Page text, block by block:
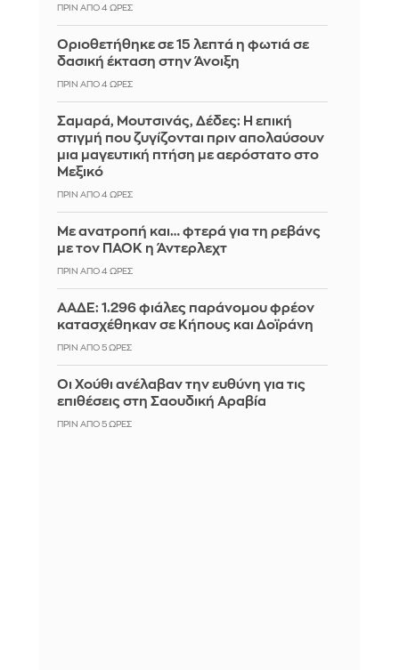
ΠΡΙΝ ΑΠΌ 4 ΏΡΕΣ
Οριοθετήθηκε σε 15 λεπτά η φωτιά σε
δασική έκταση στην Άνοιξη
ΠΡΙΝ ΑΠΌ 4 ΏΡΕΣ
Σαμαρά, Μουτσινάς, Δέδες: Η επική
στιγμή που ζυγίζονται πριν απολαύσουν
μια μαγευτική πτήση με αερόστατο στο
Μεξικό
ΠΡΙΝ ΑΠΌ 4 ΏΡΕΣ
Με ανατροπή και… φτερά για τη ρεβάνς
με τον ΠΑΟΚ η Άντερλεχτ
ΠΡΙΝ ΑΠΌ 4 ΏΡΕΣ
ΑΑΔΕ: 1.296 φιάλες παράνομου φρέον
κατασχέθηκαν σε Κήπους και Δοϊράνη
ΠΡΙΝ ΑΠΌ 5 ΏΡΕΣ
Οι Χούθι ανέλαβαν την ευθύνη για τις
επιθέσεις στη Σαουδική Αραβία
ΠΡΙΝ ΑΠΌ 5 ΏΡΕΣ